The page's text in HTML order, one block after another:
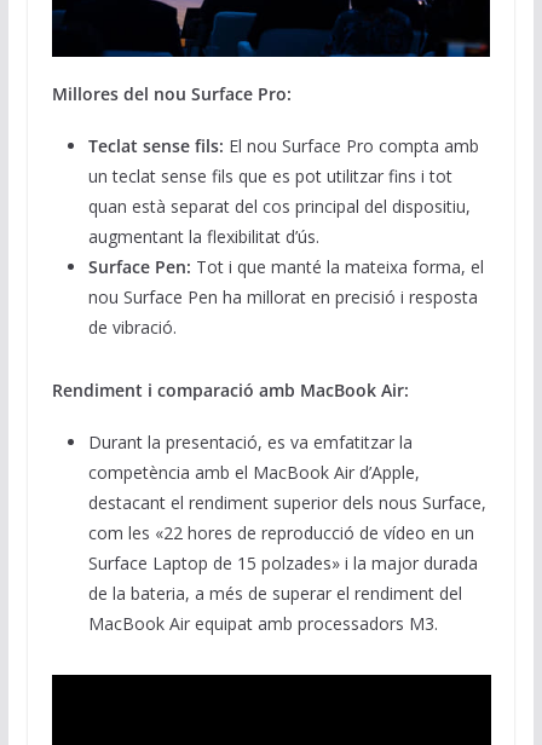
Millores del nou Surface Pro:
Teclat sense fils: El nou Surface Pro compta amb
un teclat sense fils que es pot utilitzar fins i tot
quan està separat del cos principal del dispositiu,
augmentant la flexibilitat d’ús.
Surface Pen: Tot i que manté la mateixa forma, el
nou Surface Pen ha millorat en precisió i resposta
de vibració.
Rendiment i comparació amb MacBook Air:
Durant la presentació, es va emfatitzar la
competència amb el MacBook Air d’Apple,
destacant el rendiment superior dels nous Surface,
com les «22 hores de reproducció de vídeo en un
Surface Laptop de 15 polzades» i la major durada
de la bateria, a més de superar el rendiment del
MacBook Air equipat amb processadors M3.